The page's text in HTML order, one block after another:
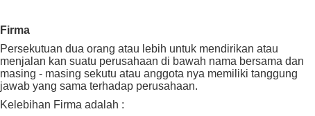
Firma
Persekutuan dua orang atau lebih untuk mendirikan atau
menjalan kan suatu perusahaan di bawah nama bersama dan
masing - masing sekutu atau anggota nya memiliki tanggung
jawab yang sama terhadap perusahaan.
Kelebihan Firma adalah :